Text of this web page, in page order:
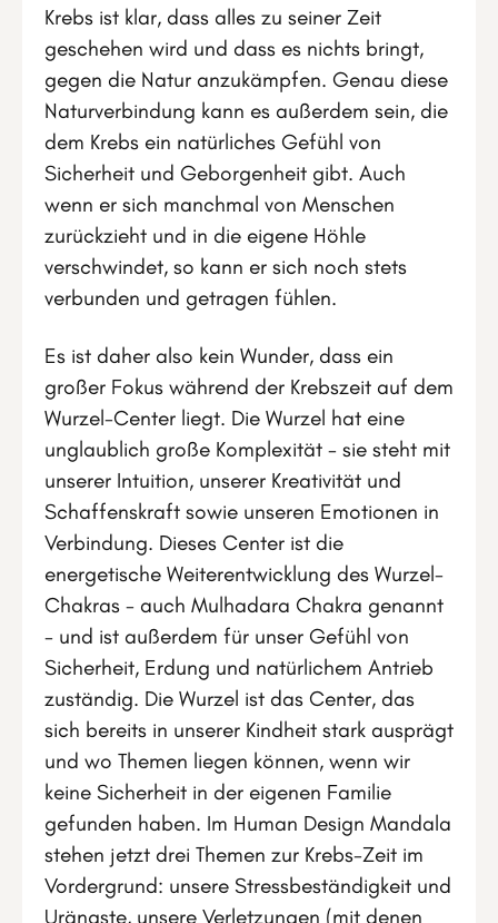
Krebs ist klar, dass alles zu seiner Zeit
geschehen wird und dass es nichts bringt,
gegen die Natur anzukämpfen. Genau diese
Naturverbindung kann es außerdem sein, die
dem Krebs ein natürliches Gefühl von
Sicherheit und Geborgenheit gibt. Auch
wenn er sich manchmal von Menschen
zurückzieht und in die eigene Höhle
verschwindet, so kann er sich noch stets
verbunden und getragen fühlen.
Es ist daher also kein Wunder, dass ein
großer Fokus während der Krebszeit auf dem
Wurzel-Center liegt. Die Wurzel hat eine
unglaublich große Komplexität - sie steht mit
unserer Intuition, unserer Kreativität und
Schaffenskraft sowie unseren Emotionen in
Verbindung. Dieses Center ist die
energetische Weiterentwicklung des Wurzel-
Chakras - auch Mulhadara Chakra genannt
- und ist außerdem für unser Gefühl von
Sicherheit, Erdung und natürlichem Antrieb
zuständig. Die Wurzel ist das Center, das
sich bereits in unserer Kindheit stark ausprägt
und wo Themen liegen können, wenn wir
keine Sicherheit in der eigenen Familie
gefunden haben. Im Human Design Mandala
stehen jetzt drei Themen zur Krebs-Zeit im
Vordergrund: unsere Stressbeständigkeit und
Urängste, unsere Verletzungen (mit denen